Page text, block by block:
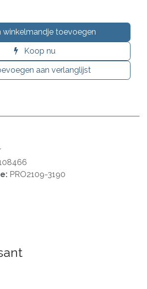
winkelmandje toevoegen
Koop nu
aan verlanglijst
PRO2109-3190